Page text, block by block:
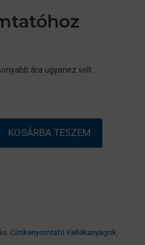
ára ugyanez volt.
KOSÁRBA TESZEM
Címkenyomtató Kellékanyagok